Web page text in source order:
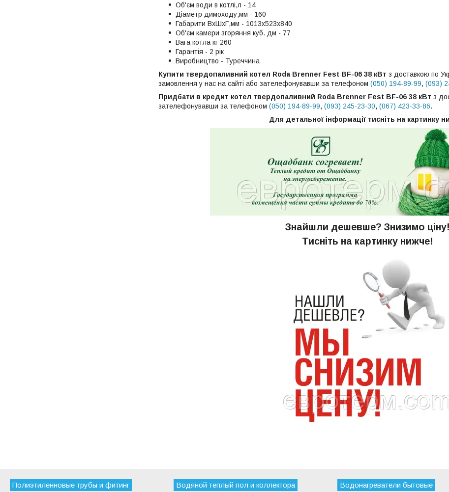
Об'єм води в котлі,л - 14
Діаметр димоходу,мм - 160
Габарити ВхШхГ,мм - 1013х523х840
Об'єм камери згоряння куб. дм - 77
Вага котла кг 260
Гарантія - 2 рік
Виробництво - Туреччина
Купити твердопаливний котел Roda Brenner Fest BF-06 38 кВт з доставкою по
замовлення у нас на сайті або зателефонувавши за телефоном (050) 194-89-99, (093)
Придбати в кредит котел твердопаливний Roda Brenner Fest BF-06 38 кВт з
зателефонувавши за телефоном (050) 194-89-99, (093) 245-23-30, (067) 423-33-86.
Для детальної інформації тисніть на картинку
Знайшли дешевше? Знизимо ціну!
Тисніть на картинку нижче!
Полиэтиленновые трубы и фитинг Водяной теплый пол и коллектора Водонагреватели бытовые